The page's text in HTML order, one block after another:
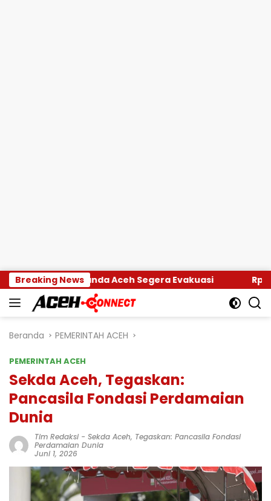
Langsung
ke
konten
Breaking News
Banda Aceh Segera Evakuasi Rp 2,5 Triliun
Beranda PEMERINTAH ACEH
PEMERINTAH ACEH
Sekda Aceh, Tegaskan:
Pancasila Fondasi Perdamaian
Dunia
Tim Redaksi- Sekda Aceh, Tegaskan: Pancasila Fondasi
Perdamaian Dunia
Juni 1, 2026